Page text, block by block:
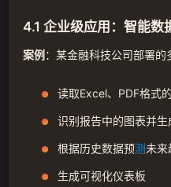
4.1 企业级应用：智能数
案例 ：某金融科技公司部署的
读取Excel、PDF格式
识别报告中的图表并
根据历史数据预测未来
生成可视化仪表板